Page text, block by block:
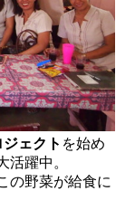
ェクト を始め
活躍中。
の野菜が給食に